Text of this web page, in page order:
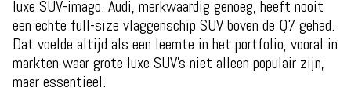
luxe SUV-imago. Audi, merkwaardig genoeg, heeft nooit
een echte full-size vlaggenschip SUV boven de Q7 gehad.
Dat voelde altijd als een leemte in het portfolio, vooral in
markten waar grote luxe SUV's niet alleen populair zijn,
maar essentieel.